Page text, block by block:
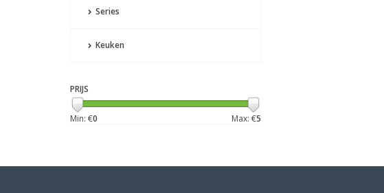
Series
Keuken
PRIJS
Min: €0 Max: €5